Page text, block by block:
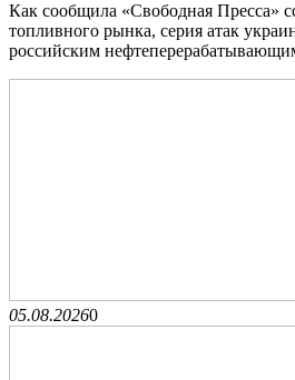
Как сообщила «Свободная Пресса»
топливного рынка, серия атак
российским
05.08.20260